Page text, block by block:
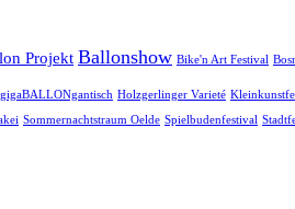
Projekt Ballonshow Bike'n Art Festival
gigaBALLONgantisch Holzgerlinger Varieté
Sommernachtstraum Oelde Spielbudenfestival